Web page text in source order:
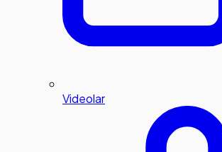
Videolar